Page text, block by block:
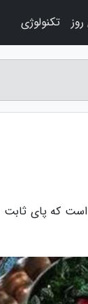
که پای ثابت
تکنولوژی